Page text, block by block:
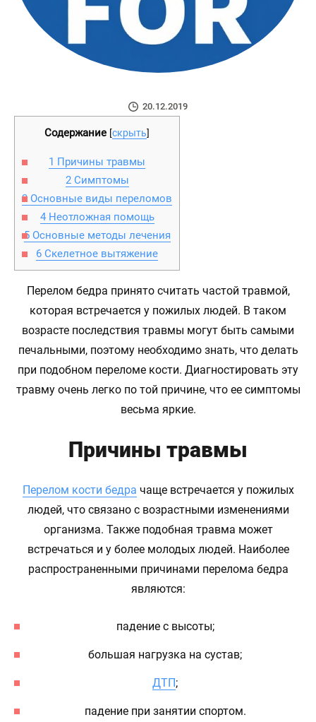
20.12.2019
Содержание [скрыть]
1 Причины травмы
2Симптомы
3 Основные виды переломов
4Неотложная помощь
5Основные методы лечения
6 Скелетное вытяжение
Перелом бедра принято считать частой травмой,
которая встречается у пожилых людей. В таком
возрасте последствия травмы могут быть самыми
печальными, поэтому необходимо знать, что делать
при подобном переломе кости. Диагностировать эту
травму очень легко по той причине, что ее симптомы
весьма яркие.
Причины травмы
Перелом кости бедра чаще встречается у пожилых
людей, что связано с возрастными изменениями
организма. Также подобная травма может
встречаться и у более молодых людей. Наиболее
распространенными причинами перелома бедра
являются:
падение с высоты;
большая нагрузка на сустав;
ДТП;
падение при занятии спортом.